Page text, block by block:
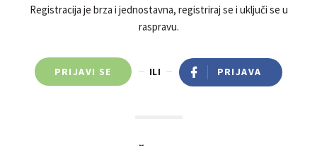
Registracija je brza i jednostavna, registriraj se i uključi se u
raspravu.
PRIJAVI SE ILI PRIJAVA